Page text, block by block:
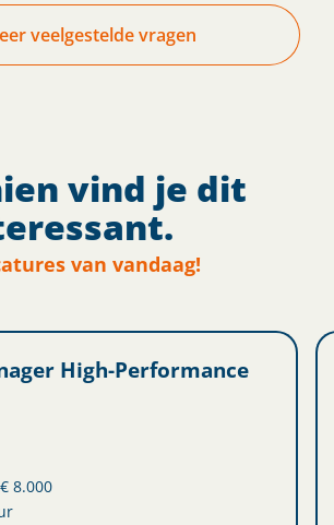
veelgestelde vragen
vind je dit
van vandaag!
High-Performance
8.000